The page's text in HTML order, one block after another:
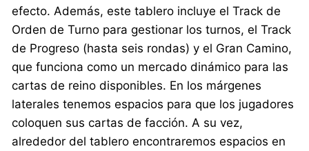
efecto. Además, este tablero incluye el Track de
Orden de Turno para gestionar los turnos, el Track
de Progreso (hasta seis rondas) y el Gran Camino,
que funciona como un mercado dinámico para las
cartas de reino disponibles. En los márgenes
laterales tenemos espacios para que los jugadores
coloquen sus cartas de facción. A su vez,
alrededor del tablero encontraremos espacios en